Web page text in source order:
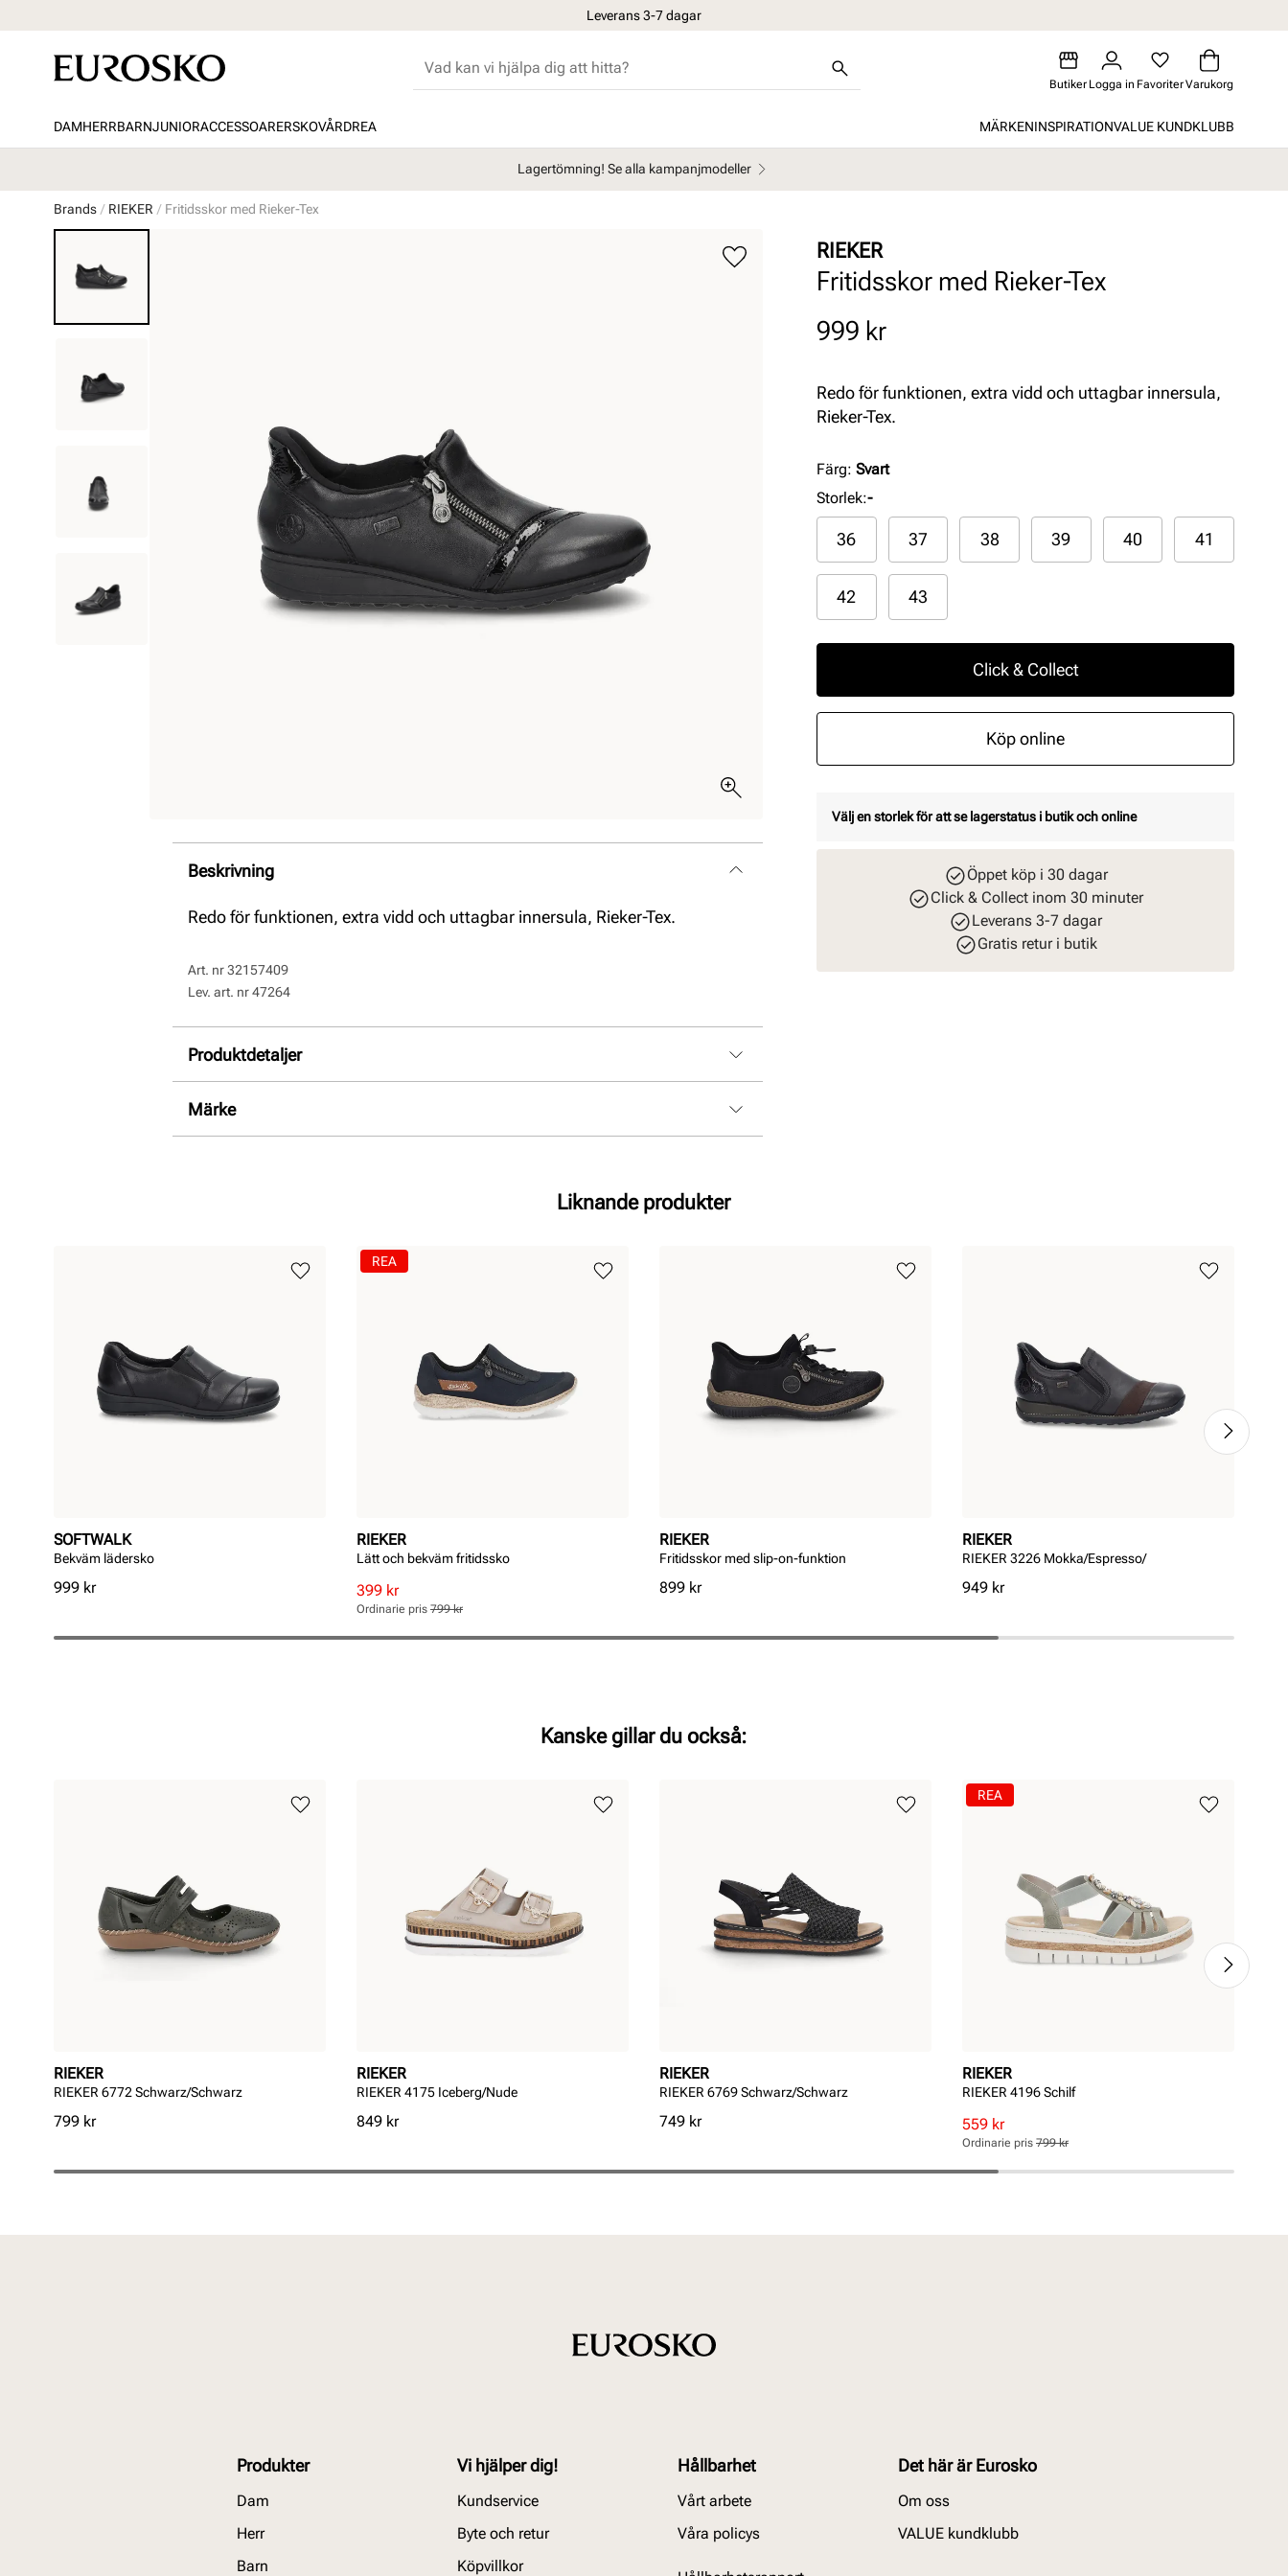
Leverans 3-7 dagar
Butiker Logga in FavoriterVarukorg
DAMHERRBARNJUNIORACCESSOARERSKOVÅRDREA MÄRKENINSPIRATIONVALUE KUNDKLUBB
Lagertömning! Se alla kampanjmodeller
Brands RIEKER Fritidsskor med Rieker-Tex
Beskrivning
Redo för funktionen, extra vidd och uttagbar innersula, Rieker-Tex.
Art. nr32157409
Lev. art. nr47264
Produktdetaljer
:Skinn
Märke
RIEKER
Fritidsskor med Rieker-Tex
Pris
999 kr
Redo för funktionen, extra vidd och uttagbar innersula,
Rieker-Tex.
Färg: Svart
Storlek:-
36 37 38 39 40 41
42 43
Click & Collect
Köp online
Välj en storlek för att se lagerstatus i butik och online
Öppet köp i 30 dagar
Click & Collect inom 30 minuter
Leverans 3-7 dagar
Gratis retur i butik
Liknande produkter
SOFTWALK
Bekväm lädersko
Pris
999 kr
RIEKER
Lätt och bekväm fritidssko
Rabatterat
pris
Pris
399 kr
Ordinarie
pris
Pris
Ordinarie pris 799 kr
REA
RIEKER
Fritidsskor med slip-on-funktion
Pris
899 kr
RIEKER
RIEKER 3226 Mokka/Espresso/
Pris
949 kr
Kanske gillar du också:
RIEKER
RIEKER 6772 Schwarz/Schwarz
Pris
799 kr
RIEKER
RIEKER 4175 Iceberg/Nude
Pris
849 kr
RIEKER
RIEKER 6769 Schwarz/Schwarz
Pris
749 kr
RIEKER
RIEKER 4196 Schilf
Rabatterat
pris
Pris
559 kr
Ordinarie
pris
Pris
Ordinarie pris 799 kr
REA
Produkter
Dam
Herr
Barn
Vi hjälper dig!
Kundservice
Byte och retur
Köpvillkor
Hållbarhet
Vårt arbete
Våra policys
Det här är Eurosko
Om oss
VALUE kundklubb